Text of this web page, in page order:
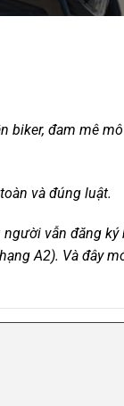
biker, đam mê
và đúng luật.
người vẫn đăng ký
A2). Và đây